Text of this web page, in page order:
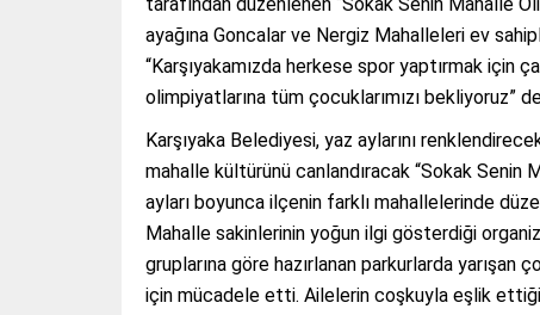
ayağına Goncalar ve Nergiz Mahalleleri ev
“Karşıyakamızda herkese spor yaptırmak için
olimpiyatlarına tüm çocuklarımızı bekliyoruz”
Karşıyaka Belediyesi, yaz aylarını
mahalle kültürünü canlandıracak “Sokak Senin
ayları boyunca ilçenin farklı mahallelerinde
Mahalle sakinlerinin yoğun ilgi gösterdiği
gruplarına göre hazırlanan parkurlarda
için mücadele etti. Ailelerin coşkuyla eşlik ettiği